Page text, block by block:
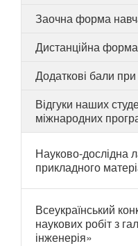
Заочна форма
Дистанційна
Додаткові бали при
Відгуки наших
міжнародних
Науково-дослідна
прикладного
Всеукраїнський
наукових робіт з
інженерія»